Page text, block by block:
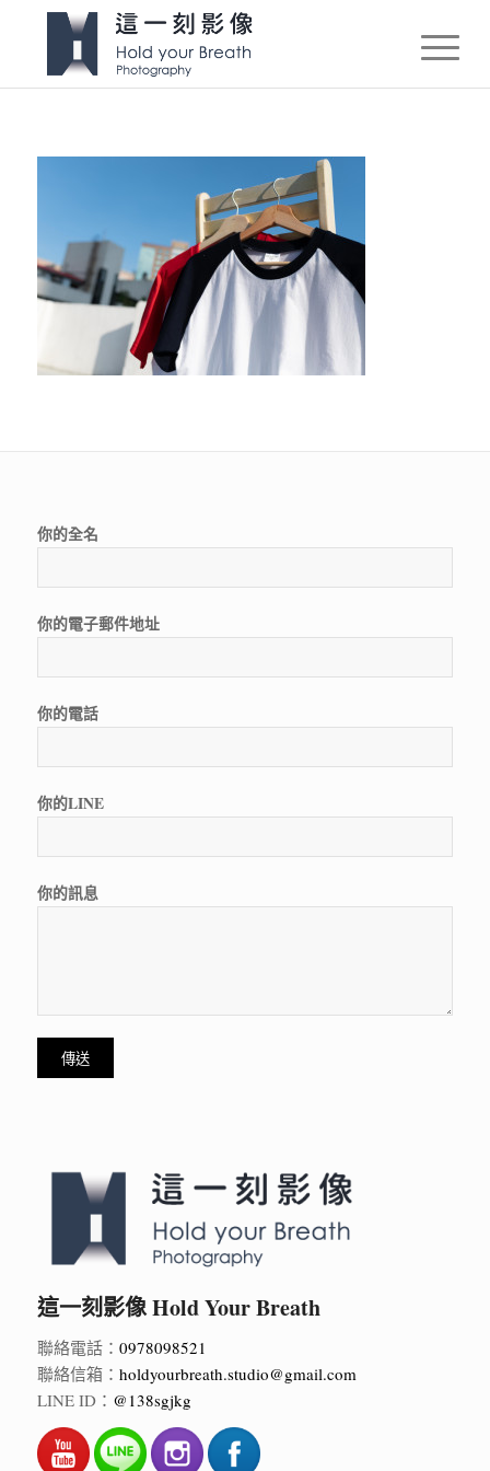
這一刻影像 Hold Your Breath
聯絡電話： 0978098521
聯絡信箱： holdyourbreath.studio@gmail.com
LINE ID： @138sgjkg
你的全名
你的電子郵件地址
你的電話
你的LINE
你的訊息